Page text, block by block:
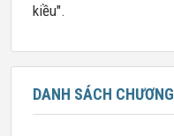
kiều".
DANH SÁCH CHƯƠNG